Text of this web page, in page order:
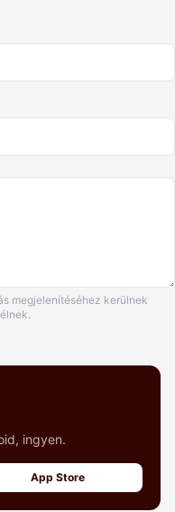
megjelenítéséhez kerülnek
ingyen.
App Store